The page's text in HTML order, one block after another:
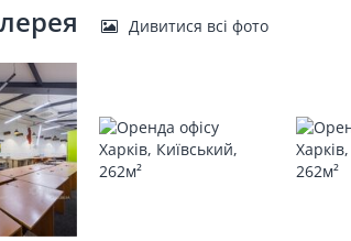
Дивитися всі фото